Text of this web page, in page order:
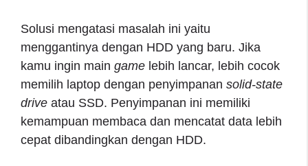
Solusi mengatasi masalah ini yaitu
menggantinya dengan HDD yang baru. Jika
kamu ingin main game lebih lancar, lebih cocok
memilih laptop dengan penyimpanan solid-state
drive atau SSD. Penyimpanan ini memiliki
kemampuan membaca dan mencatat data lebih
cepat dibandingkan dengan HDD.